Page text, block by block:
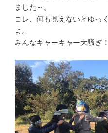
ました～。
コレ、何も見えないとゆっ
よ。
みんなキャーキャー大騒ぎ！